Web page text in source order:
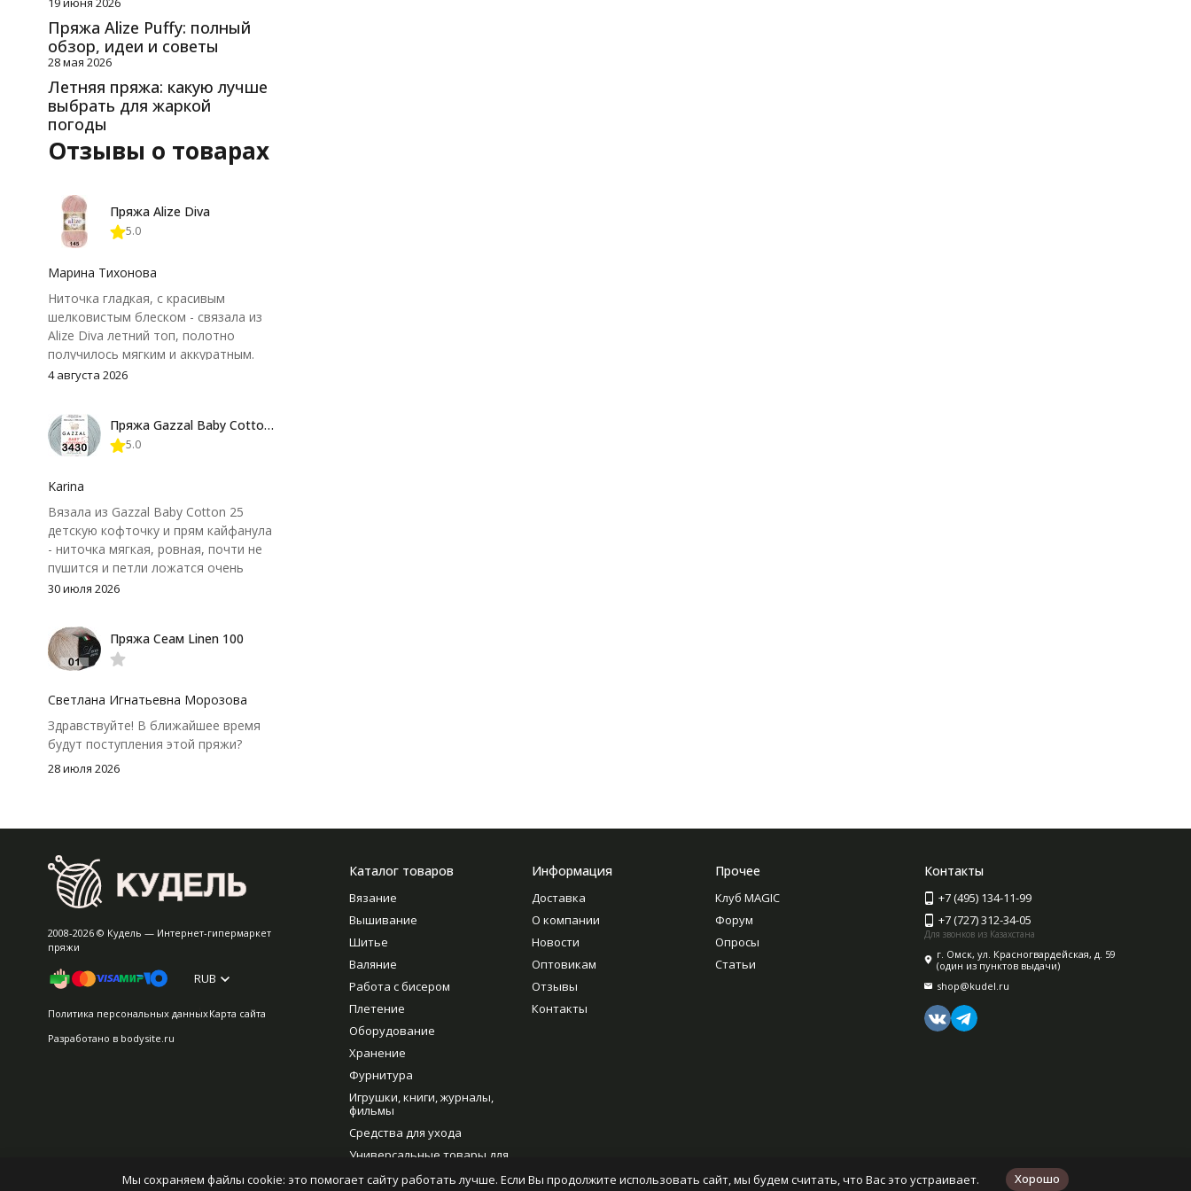
Пряжа Alize Puffy: полный
обзор, идеи и советы
28 мая 2026
Летняя пряжа: какую лучше
выбрать для жаркой
погоды
Отзывы о товарах
Пряжа Alize Diva
5.0
Марина Тихонова
Ниточка гладкая, с красивым
шелковистым блеском - связала из
Alize Diva летний топ, полотно
получилось мягким и аккуратным.
Петли хорошо видны, вяжется
нюанс - пряжа немного скользит и
иногда расслаивается, пришлось
крючок поудобнее.
4 августа 2026
Пряжа Gazzal Baby Cotton 25
5.0
Karina
Вязала из Gazzal Baby Cotton 25
детскую кофточку и прям кайфанула
- ниточка мягкая, ровная, почти не
пушится и петли ложатся очень
аккуратно. После стирки полотно
потеряло, цвет тоже не стал
тусклее. Единственный нюанс -
моточки маленькие, расход лучше
чуть-чуть не хватило))
30 июля 2026
Пряжа Сеам Linen 100
Светлана Игнатьевна Морозова
Здравствуйте! В ближайшее время
будут поступления этой пряжи?
28 июля 2026
2008-2026 © Кудель — Интернет-гипермаркет
пряжи
RUB
Политика персональных данныхКарта сайта
Разработано в bodysite.ru
Каталог товаров
Вязание
Вышивание
Шитье
Валяние
Работа с бисером
Плетение
Оборудование
Хранение
Фурнитура
Игрушки, книги, журналы,
фильмы
Средства для ухода
Универсальные товары для
Информация
Доставка
О компании
Новости
Оптовикам
Отзывы
Контакты
Прочее
Клуб MAGIC
Форум
Опросы
Статьи
Контакты
+7 (495) 134-11-99
+7 (727) 312-34-05
Для звонков из Казахстана
г. Омск, ул. Красногвардейская, д. 59
(один из пунктов выдачи)
shop@kudel.ru
Мы сохраняем файлы cookie: это помогает сайту работать лучше. Если Вы продолжите использовать сайт, мы будем считать, что Вас это устраивает. Хорошо